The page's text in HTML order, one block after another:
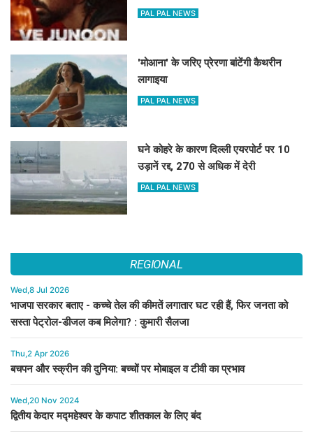
PAL PAL NEWS
'मोआना' के जरिए प्रेरणा बांटेंगी कैथरीन
लागाइया
PAL PAL NEWS
घने कोहरे के कारण दिल्ली एयरपोर्ट पर 10
उड़ानें रद्द, 270 से अधिक में देरी
PAL PAL NEWS
REGIONAL
Wed,8 Jul 2026
भाजपा सरकार बताए - कच्चे तेल की कीमतें लगातार घट रही हैं, फिर जनता को
सस्ता पेट्रोल-डीजल कब मिलेगा? : कुमारी सैलजा
Thu,2 Apr 2026
बचपन और स्क्रीन की दुनिया: बच्चों पर मोबाइल व टीवी का प्रभाव
Wed,20 Nov 2024
द्वितीय केदार मद्महेश्वर के कपाट शीतकाल के लिए बंद